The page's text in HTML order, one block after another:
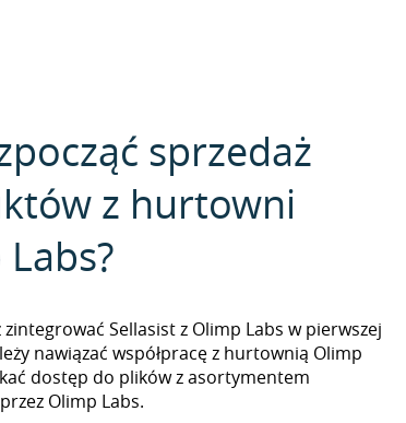
sprzedaż
z hurtowni
zintegrować Sellasist z Olimp Labs w pierwszej
nawiązać współpracę z hurtownią Olimp
dostęp do plików z asortymentem
Olimp Labs.